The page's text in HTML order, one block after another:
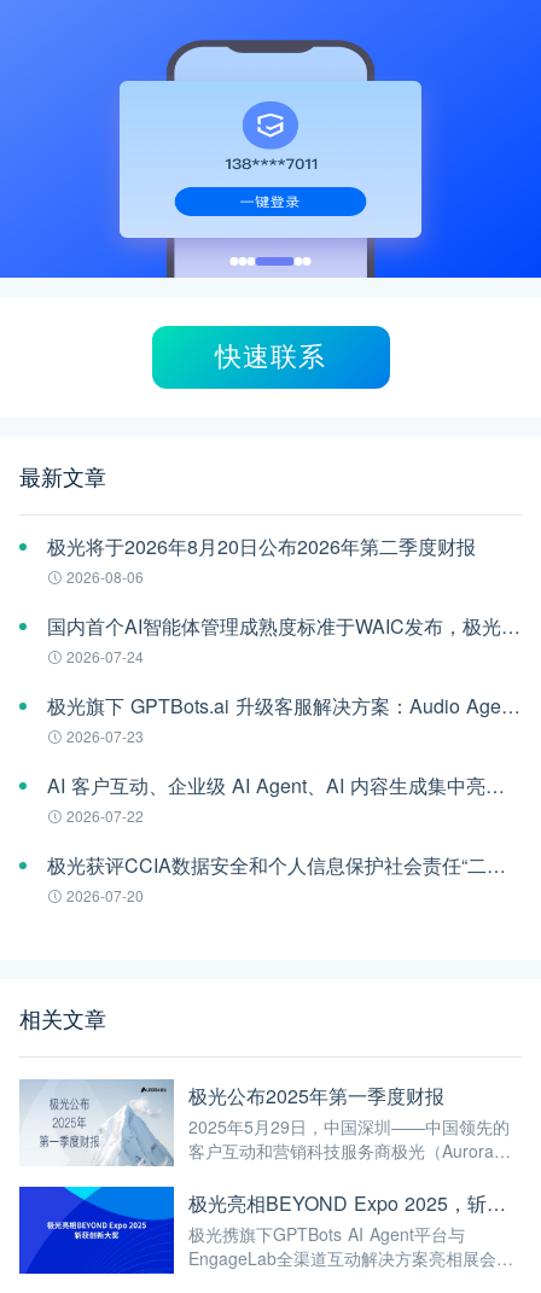
快速联系
最新文章
极光将于2026年8月20日公布2026年第二季度财报
2026-08-06
国内首个AI智能体管理成熟度标准于WAIC发布，极光参编
2026-07-24
极光旗下 GPTBots.ai 升级客服解决方案：Audio Agent 打通企业通信线路，LINE 客服插件 2.0 同步上线
2026-07-23
AI 客户互动、企业级 AI Agent、AI 内容生成集中亮相！极光旗下EngageLab WAIC 2026 现场回顾
2026-07-22
极光获评CCIA数据安全和个人信息保护社会责任“二星级”单位
2026-07-20
相关文章
极光公布2025年第一季度财报
2025年5月29日，中国深圳——中国领先的
客户互动和营销科技服务商极光（Aurora
称“极光”或“公司”）公布截至2025年3月31日
第一季度未经审计的财报。
极光亮相BEYOND Expo 2025，斩获创新大奖
极光携旗下GPTBots AI Agent平台与
EngageLab全渠道互动解决方案亮相展会，